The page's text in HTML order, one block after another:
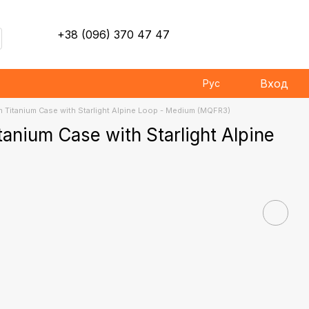
+38 (096) 370 47 47
Рус Вход
Titanium Case with Starlight Alpine Loop - Medium (MQFR3)
Case with Starlight Alpine